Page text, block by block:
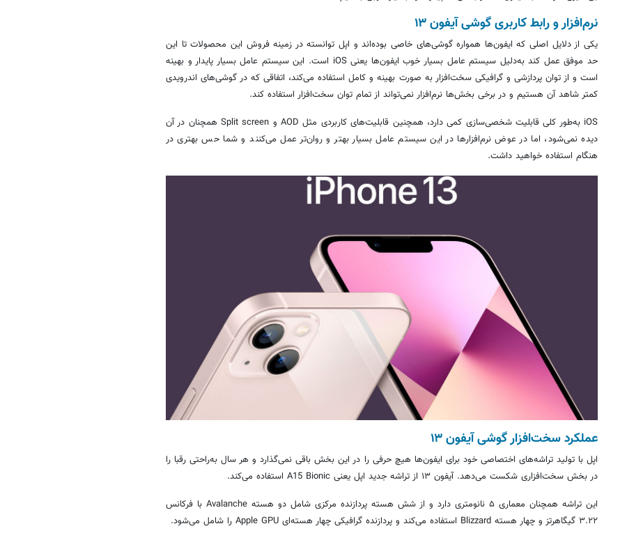
نرم‌افزار و رابط کاربری گوشی آیفون ۱۳
یکی از دلایل اصلی که ایفون‌ها همواره گوشی‌های خاصی بوده‌اند و اپل توانسته در زمینه فروش این محصولات تا این
حد موفق عمل کند به‌دلیل سیستم عامل بسیار خوب ایفون‌ها یعنی iOS است. این سیستم عامل بسیار پایدار و بهینه
است و از توان پردازشی و گرافیکی سخت‌افزار به صورت بهینه و کامل استفاده می‌کند، اتفاقی که در گوشی‌های اندرویدی
کمتر شاهد آن هستیم و در برخی بخش‌ها نرم‌افزار نمی‌تواند از تمام توان سخت‌افزار استفاده کند.
iOS به‌طور کلی قابلیت شخصی‌سازی کمی دارد، همچنین قابلیت‌های کاربردی مثل AOD و Split screen همچنان در آن
دیده نمی‌شود، اما در عوض نرم‌افزارها در این سیستم عامل بسیار بهتر و روان‌تر عمل می‌کنند و شما حس بهتری در
هنگام استفاده خواهید داشت.
عملکرد سخت‌افزار گوشی آیفون ۱۳
اپل با تولید تراشه‌های اختصاصی خود برای ایفون‌ها هیچ حرفی را در این بخش باقی نمی‌گذارد و هر سال به‌راحتی رقبا را
در بخش سخت‌افزاری شکست می‌دهد. آیفون ۱۳ از تراشه جدید اپل یعنی A15 Bionic استفاده می‌کند.
این تراشه همچنان معماری ۵ نانومتری دارد و از شش هسته پردازنده مرکزی شامل دو هسته Avalanche با فرکانس
۳.۲۲ گیگاهرتز و چهار هسته Blizzard استفاده می‌کند و پردازنده گرافیکی چهار هسته‌ای Apple GPU را شامل می‌شود.